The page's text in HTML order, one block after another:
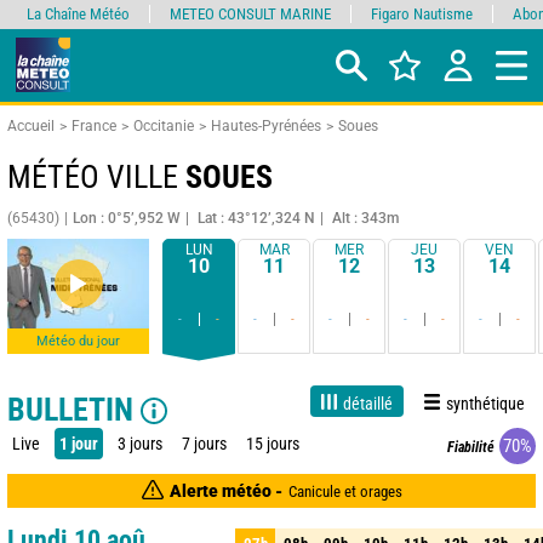
Accueil France Occitanie Hautes-Pyrénées Soues
MÉTÉO VILLE SOUES
(65430) Lon : 0°5’,952 W Lat : 43°12’,324 N Alt : 343m
Météo du jour
LUN
10
- -
MAR
11
- -
MER
12
- -
JEU
13
- -
VEN
14
- -
BULLETIN détaillé synthétique
Live 1 jour 3 jours 7 jours 15 jours Fiabilité 70%
Alerte météo - Canicule et orages
La Chaîne Météo METEO CONSULT MARINE Figaro Nautisme